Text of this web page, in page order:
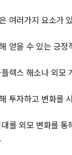
여러가지 요소가
얻을 수 있는 긍
렉스 해소나 외모
투자하고 변화를
를 외모 변화를